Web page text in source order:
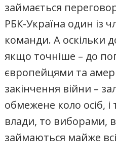
займається
РБК-Україна один із
команди. А оскільки
якщо точніше – до
європейцями та
закінчення війни –
обмежене коло осіб,
влади, то виборами,
займаються майже